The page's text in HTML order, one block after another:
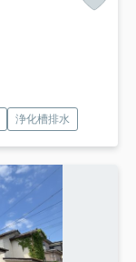
浄化槽排水